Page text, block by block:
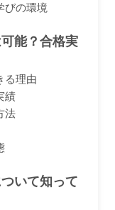
びの環境
能？合格実
る理由
績
法
いて知って